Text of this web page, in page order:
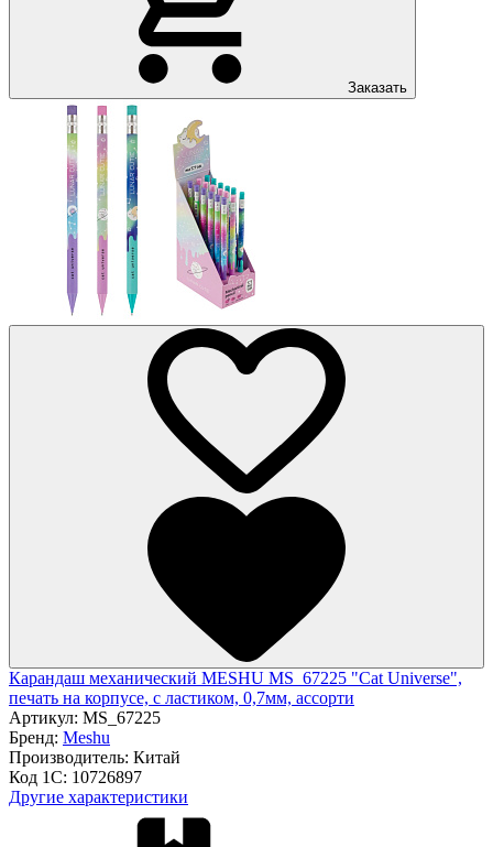
Заказать
Карандаш механический MESHU MS_67225 "Cat Universe",
печать на корпусе, с ластиком, 0,7мм, ассорти
Артикул: MS_67225
Бренд: Meshu
Производитель: Китай
Код 1С: 10726897
Другие характеристики